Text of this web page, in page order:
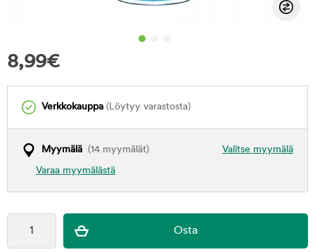
8,99€
Verkkokauppa (Löytyy varastosta)
Valitse myymälä
Myymälä (14 myymälät)
Varaa myymälästä